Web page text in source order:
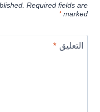
Required fields are
marked
*
التعليق*